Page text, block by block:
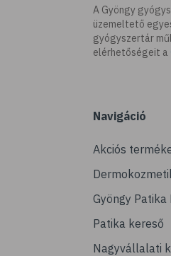
A Gyöngy
üzemeltető
gyógyszertár
elérhetőségeit a
Navigáció
Akciós
Gyöngy Patika
Patika kereső
Nagyvállalati